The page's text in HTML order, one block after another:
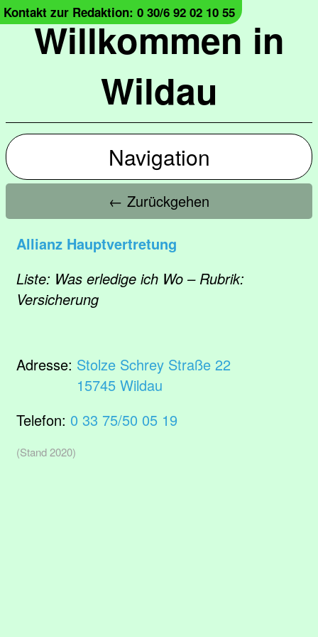
Willkommen in
Wildau
Kontakt zur Redaktion: 0 30/6 92 02 10 55
Navigation
← Zurückgehen
Allianz Hauptvertretung
Liste: Was erledige ich Wo – Rubrik:
Versicherung
Adresse: Stolze Schrey Straße 22
15745 Wildau
Telefon: 0 33 75/50 05 19
(Stand 2020)